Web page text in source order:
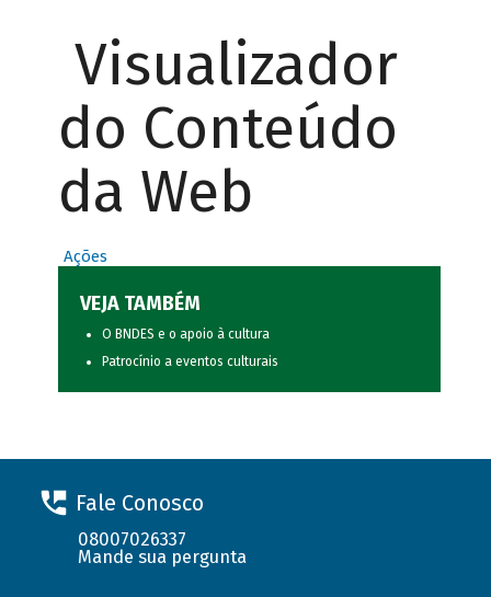
Visualizador
do Conteúdo
da Web
Ações
VEJA TAMBÉM
O BNDES e o apoio à cultura
Patrocínio a eventos culturais
Fale Conosco
08007026337
Mande sua pergunta